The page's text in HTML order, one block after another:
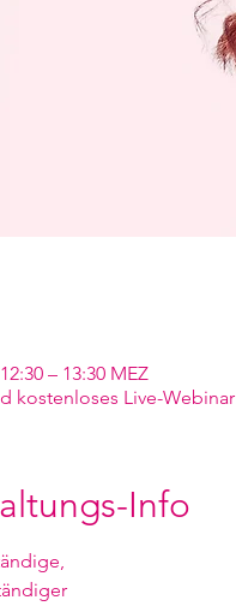
– 13:30 MEZ
kostenloses Live-Webinar
Info